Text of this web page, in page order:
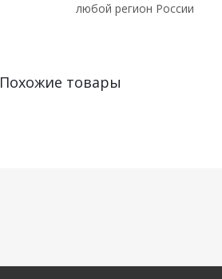
любой регион России
Похожие товары